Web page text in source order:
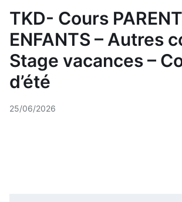
TKD- Cours
ENFANTS – Autres
Stage vacances –
d’été
25/06/2026